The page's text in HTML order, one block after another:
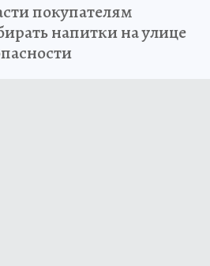
покупателям
напитки на улице